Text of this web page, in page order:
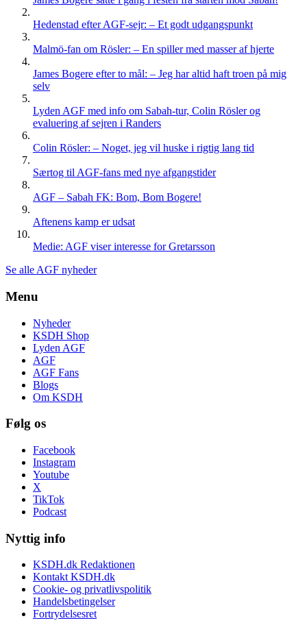
Hedenstad efter AGF-sejr: – Et godt udgangspunkt
Malmö-fan om Rösler: – En spiller med masser af hjerte
James Bogere efter to mål: – Jeg har altid haft troen på mig
selv
Lyden AGF med info om Sabah-tur, Colin Rösler og
evaluering af sejren i Randers
Colin Rösler: – Noget, jeg vil huske i rigtig lang tid
Særtog til AGF-fans med nye afgangstider
AGF – Sabah FK: Bom, Bom Bogere!
Aftenens kamp er udsat
Medie: AGF viser interesse for Gretarsson
Se alle AGF nyheder
Menu
Nyheder
KSDH Shop
Lyden AGF
AGF
AGF Fans
Blogs
Om KSDH
Følg os
Facebook
Instagram
Youtube
X
TikTok
Podcast
Nyttig info
KSDH.dk Redaktionen
Kontakt KSDH.dk
Cookie- og privatlivspolitik
Handelsbetingelser
Fortrydelsesret